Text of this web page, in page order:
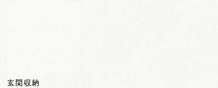
玄関収納